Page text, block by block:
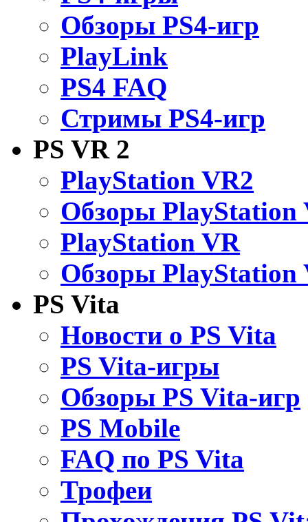
Обзоры PS4-игр
PlayLink
PS4 FAQ
Стримы PS4-игр
PS VR 2
PlayStation VR2
Обзоры PlayStation
PlayStation VR
Обзоры PlayStation
PS Vita
Новости о PS Vita
PS Vita-игры
Обзоры PS Vita-игр
PS Mobile
FAQ по PS Vita
Трофеи